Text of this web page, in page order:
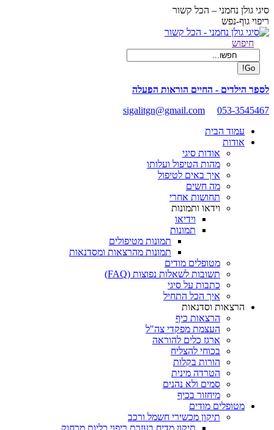
Skip
to
content
סיגי גולן נחמני – הכל קשור
ריפוי גוף-נפש
Facebook
opens
new
window
Search:
חיפוש
לספר הילדים - החיים הוראות הפעלה
sigalitgn@gmail.com
053-3545467
עמוד הבית
אודות
אודות סיגי
מהות הטיפול ועלותו
איך באים לטיפול
מה חשים
תחושות אחרי
וידאו ותמונות
וידיאו
תמונות
תמונות מטיפולים
תמונות מהרצאות ומסדנאות
מטופלים מודים
תשובות לשאלות נפוצות (FAQ)
כתבות על סיגי
איך הכל התחיל
הרצאות וסדנאות
הרצאות כיף
העצמת מפקדי צה"ל
ארגז כלים להוראה
בכוחי להצליח
הורות בקלות
הטרדה מינית
סמים ולא נהנים
מיחזור בכיף
מטופלים מודים
תיקון מכשירי חשמל ורכב
תיקון מדיח בעזרת ריפוי כליות מרחוק